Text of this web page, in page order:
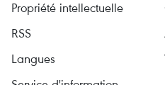
Propriété intellectuelle
RSS
Langues